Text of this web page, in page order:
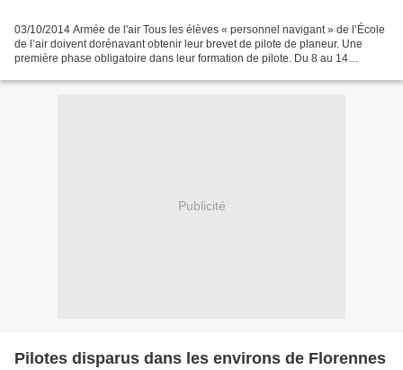
03/10/2014 Armée de l'air Tous les élèves « personnel navigant » de l’École
de l’air doivent dorénavant obtenir leur brevet de pilote de planeur. Une
première phase obligatoire dans leur formation de pilote. Du 8 au 14
Publicité
Pilotes disparus dans les environs de Florennes